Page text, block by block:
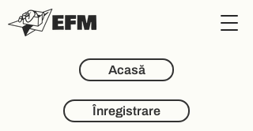
Acasă
Înregistrare